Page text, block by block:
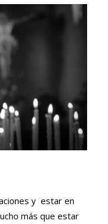
y estar en
más que estar